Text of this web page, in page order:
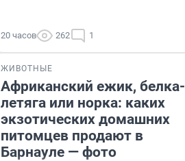
20 часов 262 1
ЖИВОТНЫЕ
Африканский ежик, белка-
летяга или норка: каких
экзотических домашних
питомцев продают в
Барнауле — фото